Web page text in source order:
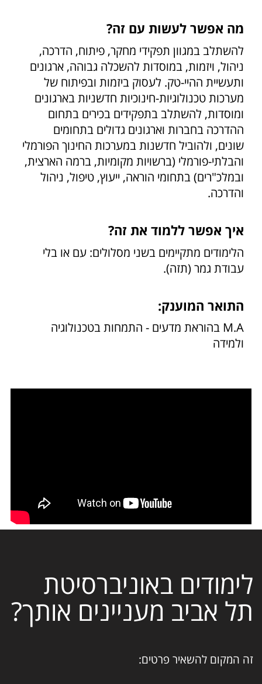
מה אפשר לעשות עם זה?
להשתלב במגוון תפקידי מחקר, פיתוח, הדרכה,
ניהול, ויזמות, במוסדות להשכלה גבוהה, ארגונים
ותעשיית ההיי-טק. לעסוק ביזמות ובפיתוח של
מערכות טכנולוגיות-חינוכיות חדשניות בארגונים
ומוסדות, להשתלב בתפקידים בכירים בתחום
ההדרכה בחברות וארגונים גדולים בתחומים
שונים, ולהוביל חדשנות במערכות החינוך הפורמלי
והבלתי-פורמלי (ברשויות מקומיות, ברמה הארצית,
ובמלכ"רים) בתחומי הוראה, ייעוץ, טיפול, ניהול
והדרכה.
איך אפשר ללמוד את זה?
הלימודים מתקיימים בשני מסלולים: עם או בלי
עבודת גמר (תזה).
התואר המוענק:
M.A בהוראת מדעים - התמחות בטכנולוגיה
ולמידה
לימודים באוניברסיטת
תל אביב מעניינים אותך?
זה המקום להשאיר פרטים: